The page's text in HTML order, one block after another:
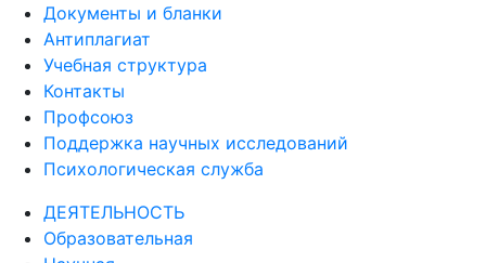
Документы и бланки
Антиплагиат
Учебная структура
Контакты
Профсоюз
Поддержка научных исследований
Психологическая служба
ДЕЯТЕЛЬНОСТЬ
Образовательная